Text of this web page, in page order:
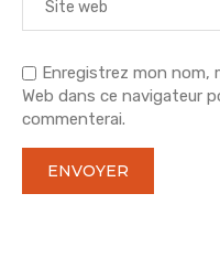
Enregistrez mon nom,
Web dans ce navigateur
commenterai.